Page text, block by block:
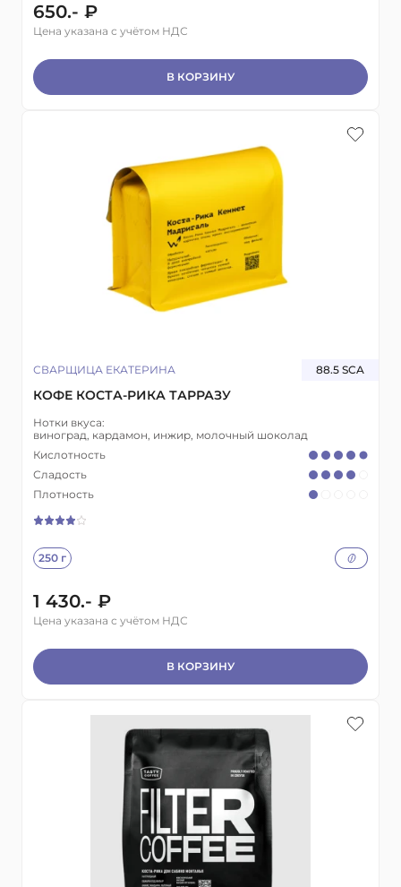
650.- ₽
Цена указана с учётом НДС
В КОРЗИНУ
СВАРЩИЦА ЕКАТЕРИНА 88.5 SCA
КОФЕ КОСТА-РИКА ТАРРАЗУ
Нотки вкуса:
виноград, кардамон, инжир, молочный шоколад
Кислотность
Сладость
Плотность
250 г
1 430.- ₽
Цена указана с учётом НДС
В КОРЗИНУ